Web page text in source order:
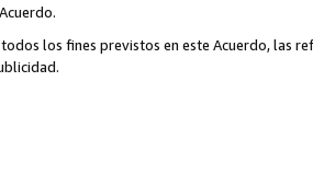
los fines previstos en este Acuerdo, las